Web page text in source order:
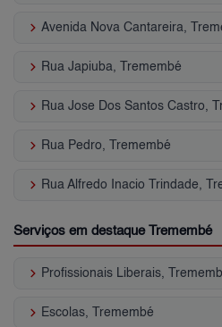
keyboard_arrow_right Avenida Nova Cantareira,
keyboard_arrow_right Rua Japiuba, Tremembé
keyboard_arrow_right Rua Jose Dos Santos Castro,
keyboard_arrow_right Rua Pedro, Tremembé
keyboard_arrow_right Rua Alfredo Inacio Trindade,
Serviços em destaque Tremembé
keyboard_arrow_right Profissionais Liberais,
keyboard_arrow_right Escolas, Tremembé